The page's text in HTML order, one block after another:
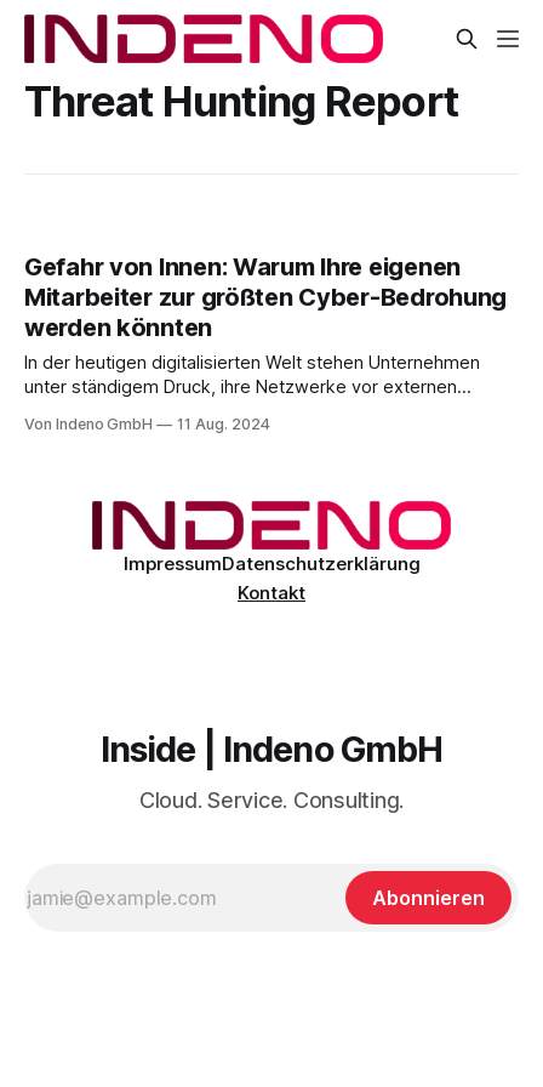
Threat Hunting Report
Gefahr von Innen: Warum Ihre eigenen
Mitarbeiter zur größten Cyber-Bedrohung
werden könnten
In der heutigen digitalisierten Welt stehen Unternehmen
unter ständigem Druck, ihre Netzwerke vor externen
größte Gefahr nicht von außen, sondern von innen kommt?
zeigen, dass Insider-Bedrohungen ein wachsendes Risiko
Von Indeno GmbH 11 Aug. 2024
ImpressumDatenschutzerklärung
Kontakt
Inside | Indeno GmbH
Cloud. Service. Consulting.
Abonnieren